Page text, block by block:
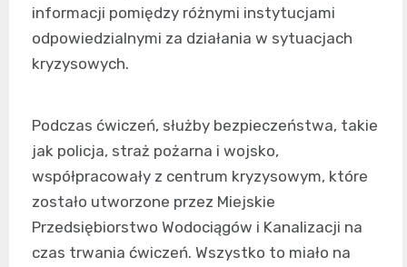
informacji pomiędzy różnymi instytucjami
odpowiedzialnymi za działania w sytuacjach
kryzysowych.
Podczas ćwiczeń, służby bezpieczeństwa, takie
jak policja, straż pożarna i wojsko,
współpracowały z centrum kryzysowym, które
zostało utworzone przez Miejskie
Przedsiębiorstwo Wodociągów i Kanalizacji na
czas trwania ćwiczeń. Wszystko to miało na